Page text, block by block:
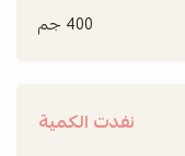
400 جم
نفدت الكمية